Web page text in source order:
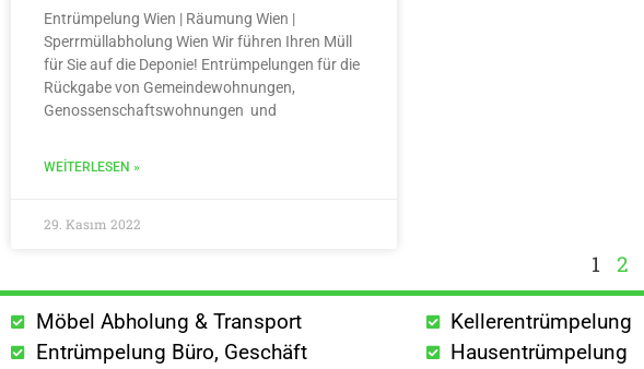
Entrümpelung Wien | Räumung Wien |
Sperrmüllabholung Wien Wir führen Ihren Müll
für Sie auf die Deponie! Entrümpelungen für die
Rückgabe von Gemeindewohnungen,
Genossenschaftswohnungen und
WEITERLESEN »
29. Kasım 2022
1 2
Möbel Abholung & Transport
Entrümpelung Büro, Geschäft
Kellerentrümpelung
Hausentrümpelung